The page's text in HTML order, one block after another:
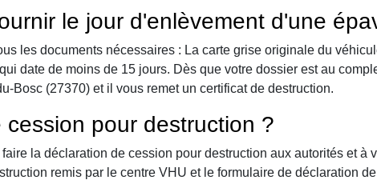
le jour d'enlèvement d'une
les documents nécessaires : La carte grise originale du
date de moins de 15 jours. Dès que votre dossier est au
Bosc (27370) et il vous remet un certificat de destruction.
pour destruction ?
la déclaration de cession pour destruction aux autorités et à
remis par le centre VHU et le formulaire de déclaration